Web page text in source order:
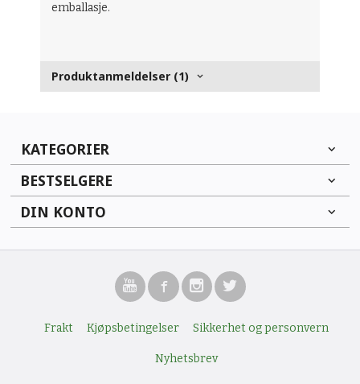
emballasje.
Produktanmeldelser (1)
KATEGORIER
BESTSELGERE
DIN KONTO
Frakt Kjøpsbetingelser Sikkerhet og personvern
Nyhetsbrev